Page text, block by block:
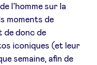
l’homme sur la
moments de
de donc de
iconiques (et leur
semaine, afin de